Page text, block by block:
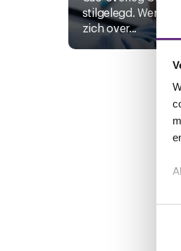
stilgelegd.
zich over...